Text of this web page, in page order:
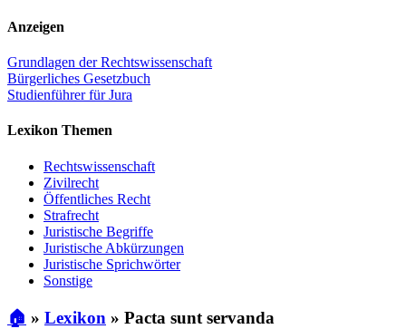
Anzeigen
Grundlagen der Rechtswissenschaft
Bürgerliches Gesetzbuch
Studienführer für Jura
Lexikon Themen
Rechtswissenschaft
Zivilrecht
Öffentliches Recht
Strafrecht
Juristische Begriffe
Juristische Abkürzungen
Juristische Sprichwörter
Sonstige
🏠 » Lexikon » Pacta sunt servanda